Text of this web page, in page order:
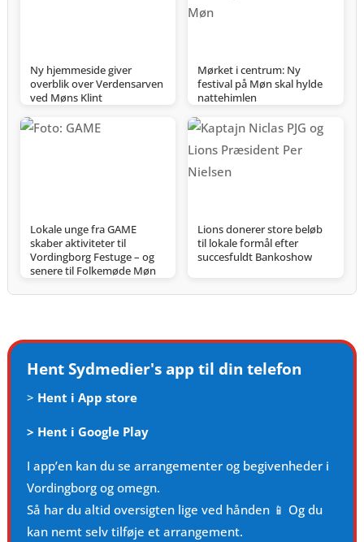
Ny hjemmeside giver
overblik over Verdensarven
ved Møns Klint
Mørket i centrum: Ny
festival på Møn skal hylde
nattehimlen
Lokale unge fra GAME
skaber aktiviteter til
Vordingborg Festuge – og
senere til Folkemøde Møn
Lions donerer store beløb
til lokale formål efter
succesfuldt Bankoshow
Hent Sydmedier's app til din telefon
> Hent i App store
> Hent i Google Play
I app’en kan du se arrangementer og begivenheder i
Vordingborg og omegn.
Så har du altid oversigten lige ved hånden 📱 Og du
kan nemt selv tilføje et arrangement.